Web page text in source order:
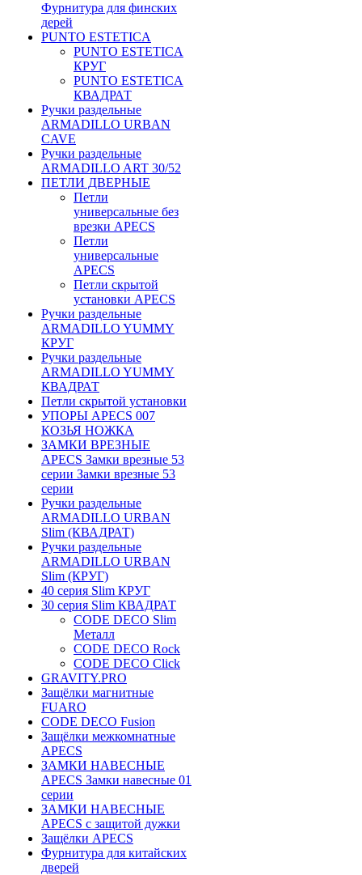
Фурнитура для финских
дерей
PUNTO ESTETICA
PUNTO ESTETICA
КРУГ
PUNTO ESTETICA
КВАДРАТ
Ручки раздельные
ARMADILLO URBAN
CAVE
Ручки раздельные
ARMADILLO ART 30/52
ПЕТЛИ ДВЕРНЫЕ
Петли
универсальные без
врезки APECS
Петли
универсальные
APECS
Петли скрытой
установки APECS
Ручки раздельные
ARMADILLO YUMMY
КРУГ
Ручки раздельные
ARMADILLO YUMMY
КВАДРАТ
Петли скрытой установки
УПОРЫ APECS 007
КОЗЬЯ НОЖКА
ЗАМКИ ВРЕЗНЫЕ
APECS Замки врезные 53
серии Замки врезные 53
серии
Ручки раздельные
ARMADILLO URBAN
Slim (КВАДРАТ)
Ручки раздельные
ARMADILLO URBAN
Slim (КРУГ)
40 серия Slim КРУГ
30 серия Slim КВАДРАТ
CODE DECO Slim
Металл
CODE DECO Rock
CODE DECO Click
GRAVITY.PRO
Защёлки магнитные
FUARO
CODE DECO Fusion
Защёлки межкомнатные
APECS
ЗАМКИ НАВЕСНЫЕ
APECS Замки навесные 01
серии
ЗАМКИ НАВЕСНЫЕ
APECS с защитой дужки
Защёлки APECS
Фурнитура для китайских
дверей